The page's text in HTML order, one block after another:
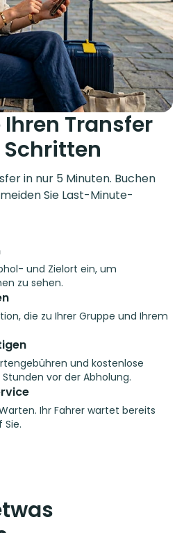
Ihren Transfer
in nur 5 Minuten. Buchen
Sie Last-Minute-
und Zielort ein, um
zu sehen.
die zu Ihrer Gruppe und Ihrem
und kostenlose
vor der Abholung.
Ihr Fahrer wartet bereits